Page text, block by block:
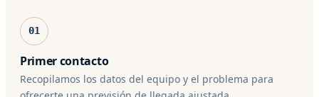
01
Primer contacto
Recopilamos los datos del equipo y el problema para